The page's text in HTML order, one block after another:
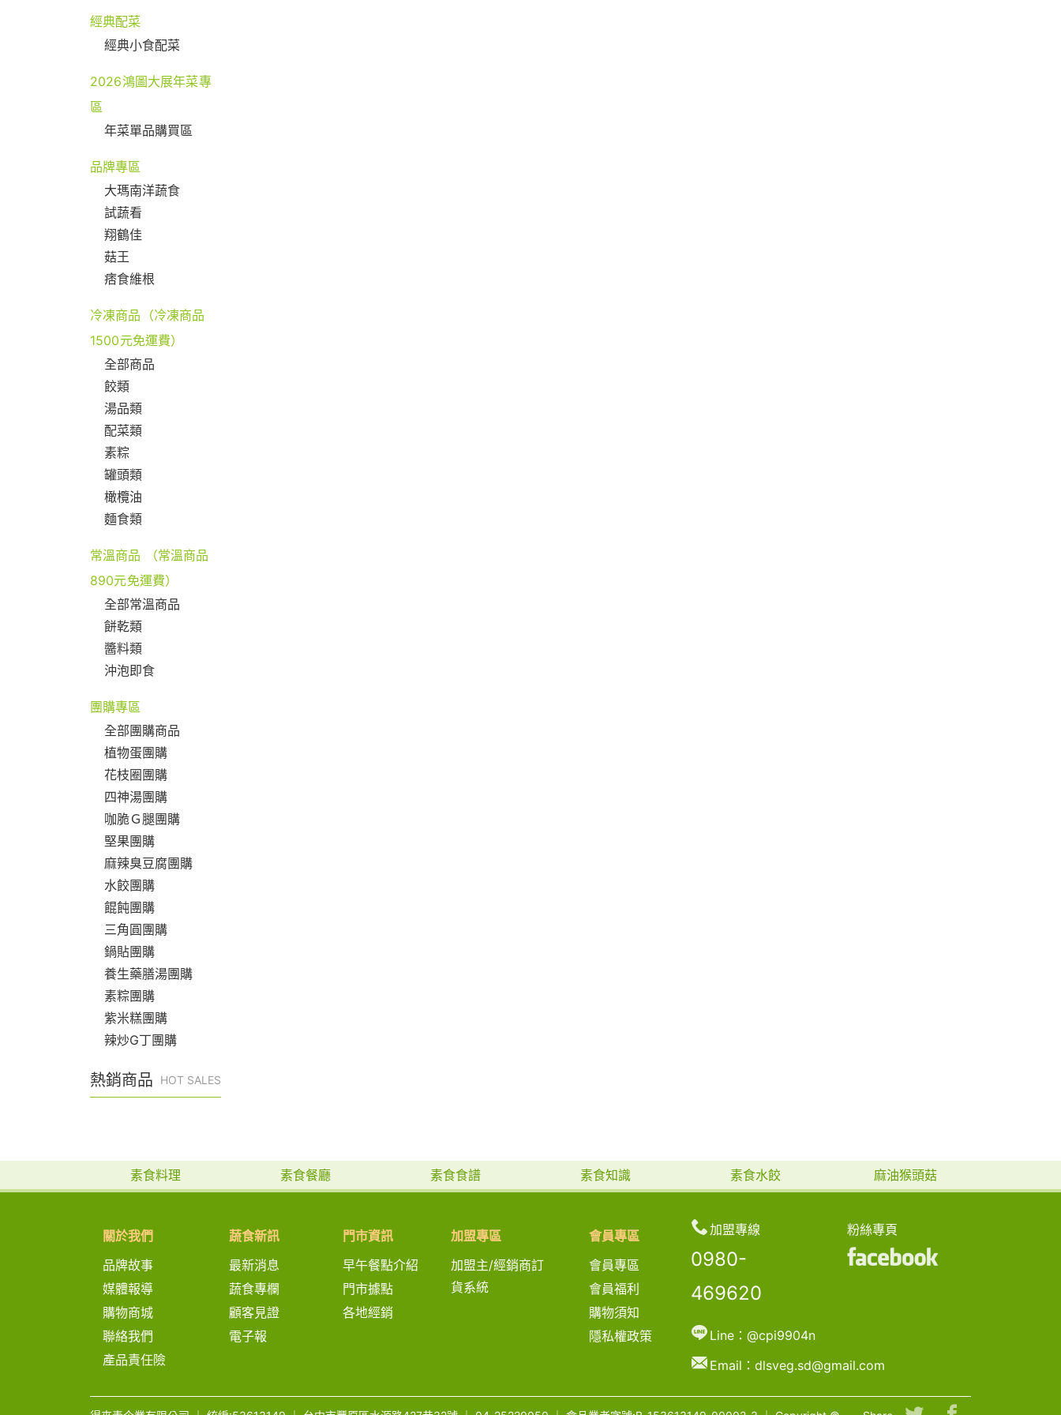
經典配菜
經典小食配菜
2026鴻圖大展年菜專
區
年菜單品購買區
品牌專區
大瑪南洋蔬食
試蔬看
翔鶴佳
菇王
痞食維根
冷凍商品（冷凍商品
1500元免運費）
全部商品
餃類
湯品類
配菜類
素粽
罐頭類
橄欖油
麵食類
常溫商品 （常溫商品
890元免運費）
全部常溫商品
餅乾類
醬料類
沖泡即食
團購專區
全部團購商品
植物蛋團購
花枝圈團購
四神湯團購
咖脆Ｇ腿團購
堅果團購
麻辣臭豆腐團購
水餃團購
餛飩團購
三角圓團購
鍋貼團購
養生藥膳湯團購
素粽團購
紫米糕團購
辣炒G丁團購
熱銷商品 HOT SALES
素食料理 素食餐廳 素食食譜 素食知識 素食水餃 麻油猴頭菇
關於我們
品牌故事
媒體報導
購物商城
聯絡我們
產品責任險
蔬食新訊
最新消息
蔬食專欄
顧客見證
電子報
門市資訊
早午餐點介紹
門市據點
各地經銷
加盟專區
加盟主/經銷商訂
貨系統
會員專區
會員專區
會員福利
購物須知
隱私權政策
加盟專線
0980-
469620
粉絲專頁
Line： @cpi9904n
Email： dlsveg.sd@gmail.com